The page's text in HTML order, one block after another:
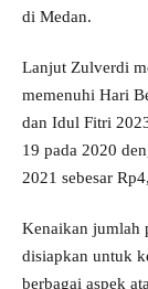
di Medan.
Lanjut Zulverdi
memenuhi Hari
dan Idul Fitri
19 pada 2020
2021 sebesar
Kenaikan jumlah
disiapkan untuk
berbagai aspek